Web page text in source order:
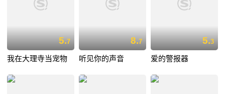
5.7
我在大理寺当宠物
8.7
听见你的声音
5.3
爱的警报器